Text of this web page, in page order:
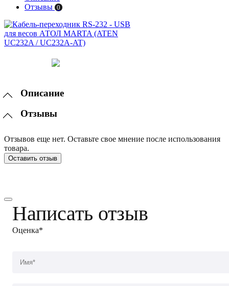
Отзывы 0
Описание
Отзывы
Отзывов еще нет. Оставьте свое мнение после использования
товара.
Оставить отзыв
Написать отзыв
Оценка*